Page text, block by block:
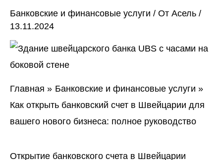
Банковские и финансовые услуги / От Асель /
13.11.2024
Главная
Банковские и финансовые услуги
Как открыть банковский счет в Швейцарии для
вашего нового бизнеса: полное руководство
Открытие банковского счета в Швейцарии